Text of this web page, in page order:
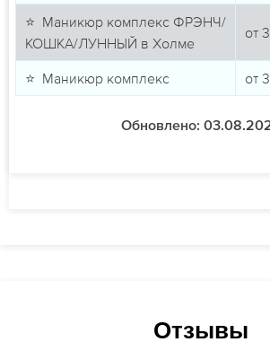
⭐ Маникюр комплекс ФРЭНЧ/
КОШКА/ЛУННЫЙ в Холме
от
⭐ Маникюр комплекс от
Обновлено:
Отзывы